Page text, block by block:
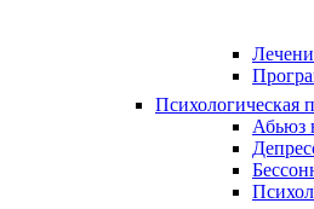
Психологическая
Абьюз